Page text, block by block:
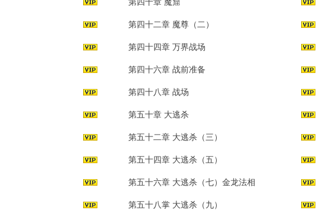
第四十二章 魔尊（二）
第四十四章 万界战场
第四十六章 战前准备
第四十八章 战场
第五十章 大逃杀
第五十二章 大逃杀（三）
第五十四章 大逃杀（五）
第五十六章 大逃杀（七）金龙法相
第五十八掌 大逃杀（九）